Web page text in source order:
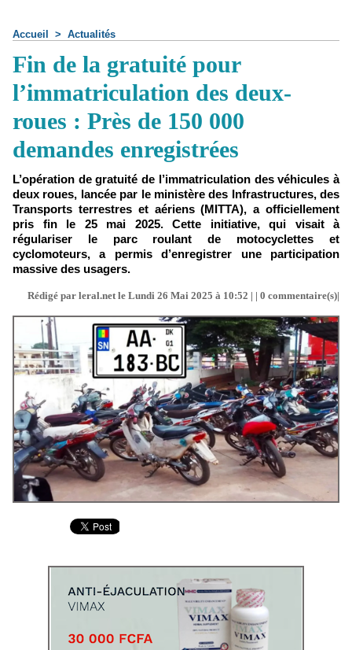
Accueil > Actualités
Fin de la gratuité pour
l’immatriculation des deux-
roues : Près de 150 000
demandes enregistrées
L’opération de gratuité de l’immatriculation des véhicules à
deux roues, lancée par le ministère des Infrastructures, des
Transports terrestres et aériens (MITTA), a officiellement
pris fin le 25 mai 2025. Cette initiative, qui visait à
régulariser le parc roulant de motocyclettes et
cyclomoteurs, a permis d’enregistrer une participation
massive des usagers.
Rédigé par leral.net le Lundi 26 Mai 2025 à 10:52 | | 0 commentaire(s)|